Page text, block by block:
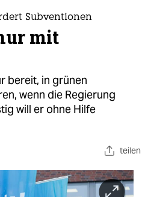
Subventionen
mit
bereit, in grünen
wenn die Regierung
will er ohne Hilfe
teilen